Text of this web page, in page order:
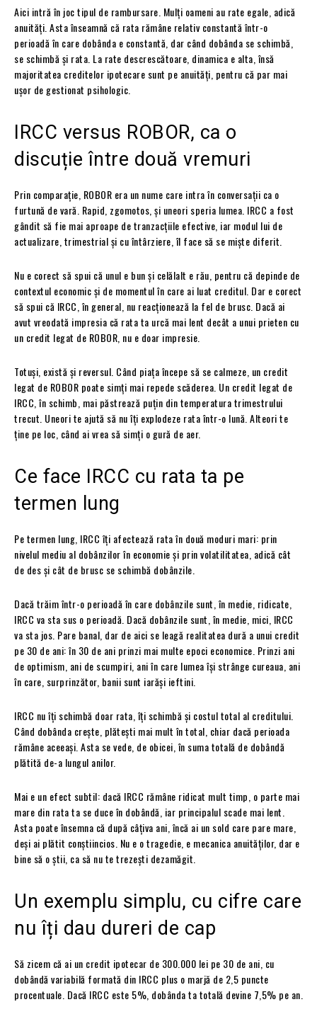
Aici intră în joc tipul de rambursare. Mulți oameni au rate egale, adică
anuități. Asta înseamnă că rata rămâne relativ constantă într-o
perioadă în care dobânda e constantă, dar când dobânda se schimbă,
se schimbă și rata. La rate descrescătoare, dinamica e alta, însă
majoritatea creditelor ipotecare sunt pe anuități, pentru că par mai
ușor de gestionat psihologic.
IRCC versus ROBOR, ca o
discuție între două vremuri
Prin comparație, ROBOR era un nume care intra în conversații ca o
furtună de vară. Rapid, zgomotos, și uneori speria lumea. IRCC a fost
gândit să fie mai aproape de tranzacțiile efective, iar modul lui de
actualizare, trimestrial și cu întârziere, îl face să se miște diferit.
Nu e corect să spui că unul e bun și celălalt e rău, pentru că depinde de
contextul economic și de momentul în care ai luat creditul. Dar e corect
să spui că IRCC, în general, nu reacționează la fel de brusc. Dacă ai
avut vreodată impresia că rata ta urcă mai lent decât a unui prieten cu
un credit legat de ROBOR, nu e doar impresie.
Totuși, există și reversul. Când piața începe să se calmeze, un credit
legat de ROBOR poate simți mai repede scăderea. Un credit legat de
IRCC, în schimb, mai păstrează puțin din temperatura trimestrului
trecut. Uneori te ajută să nu îți explodeze rata într-o lună. Alteori te
ține pe loc, când ai vrea să simți o gură de aer.
Ce face IRCC cu rata ta pe
termen lung
Pe termen lung, IRCC îți afectează rata în două moduri mari: prin
nivelul mediu al dobânzilor în economie și prin volatilitatea, adică cât
de des și cât de brusc se schimbă dobânzile.
Dacă trăim într-o perioadă în care dobânzile sunt, în medie, ridicate,
IRCC va sta sus o perioadă. Dacă dobânzile sunt, în medie, mici, IRCC
va sta jos. Pare banal, dar de aici se leagă realitatea dură a unui credit
pe 30 de ani: în 30 de ani prinzi mai multe epoci economice. Prinzi ani
de optimism, ani de scumpiri, ani în care lumea își strânge cureaua, ani
în care, surprinzător, banii sunt iarăși ieftini.
IRCC nu îți schimbă doar rata, îți schimbă și costul total al creditului.
Când dobânda crește, plătești mai mult în total, chiar dacă perioada
rămâne aceeași. Asta se vede, de obicei, în suma totală de dobândă
plătită de-a lungul anilor.
Mai e un efect subtil: dacă IRCC rămâne ridicat mult timp, o parte mai
mare din rata ta se duce în dobândă, iar principalul scade mai lent.
Asta poate însemna că după câțiva ani, încă ai un sold care pare mare,
deși ai plătit conștiincios. Nu e o tragedie, e mecanica anuităților, dar e
bine să o știi, ca să nu te trezești dezamăgit.
Un exemplu simplu, cu cifre care
nu îți dau dureri de cap
Să zicem că ai un credit ipotecar de 300.000 lei pe 30 de ani, cu
dobândă variabilă formată din IRCC plus o marjă de 2,5 puncte
procentuale. Dacă IRCC este 5%, dobânda ta totală devine 7,5% pe an.